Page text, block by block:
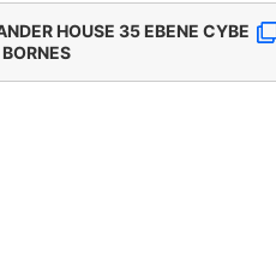
HOUSE 35 EBENE CYBE